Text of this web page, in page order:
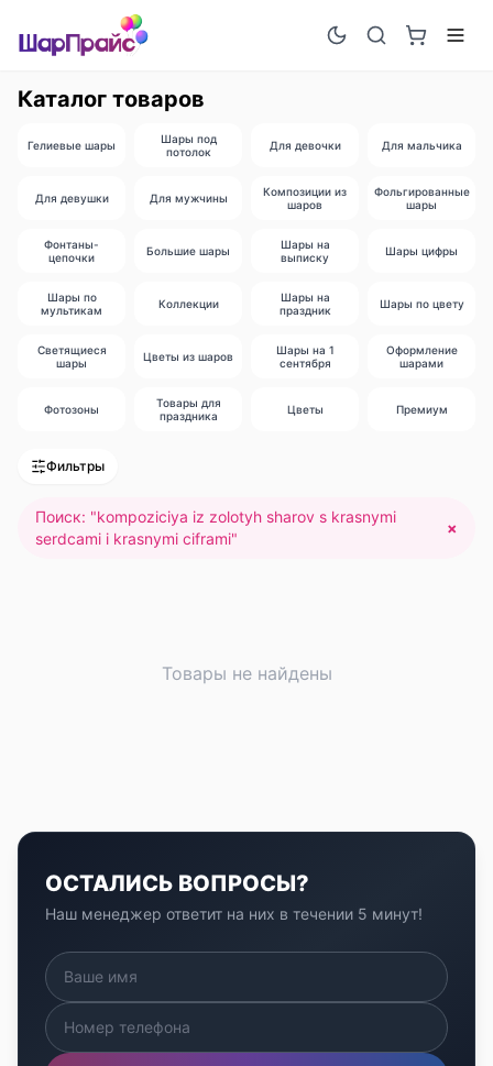
Каталог товаров
Гелиевые шары
Шары под
потолок
Для девочки Для мальчика
Для девушки Для мужчины
Композиции из
шаров
Фольгированные
шары
Фонтаны-
цепочки
Большие шары
Шары на
выписку
Шары цифры
Шары по
мультикам
Коллекции
Шары на
праздник
Шары по цвету
Светящиеся
шары
Цветы из шаров
Шары на 1
сентября
Оформление
шарами
Фотозоны
Товары для
праздника
Цветы Премиум
Фильтры
Поиск: "kompoziciya iz zolotyh sharov s krasnymi
serdcami i krasnymi ciframi"
×
Товары не найдены
ОСТАЛИСЬ ВОПРОСЫ?
Наш менеджер ответит на них в течении 5 минут!